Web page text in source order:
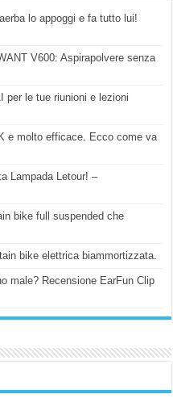
lo appoggi e fa tutto lui!
V600: Aspirapolvere senza
per le tue riunioni e lezioni
e molto efficace. Ecco come va
Lampada Letour! –
bike full suspended che
bike elettrica biammortizzata.
male? Recensione EarFun Clip